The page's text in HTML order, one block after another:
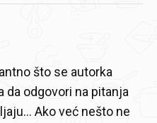
što se autorka
da odgovori na pitanja
Ako već nešto ne